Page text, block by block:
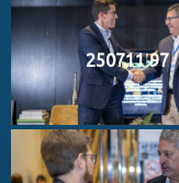
250711 97